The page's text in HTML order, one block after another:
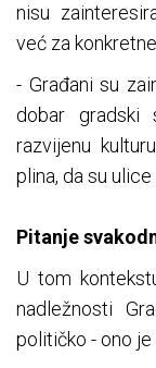
nisu
već za
- Građani su
dobar gradski
razvijenu
plina, da su
Pitanje
U tom
nadležnosti
političko - ono